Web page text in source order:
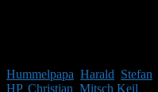
Hummelpapa Harald Stefan
HP, Christian Mitsch Keil